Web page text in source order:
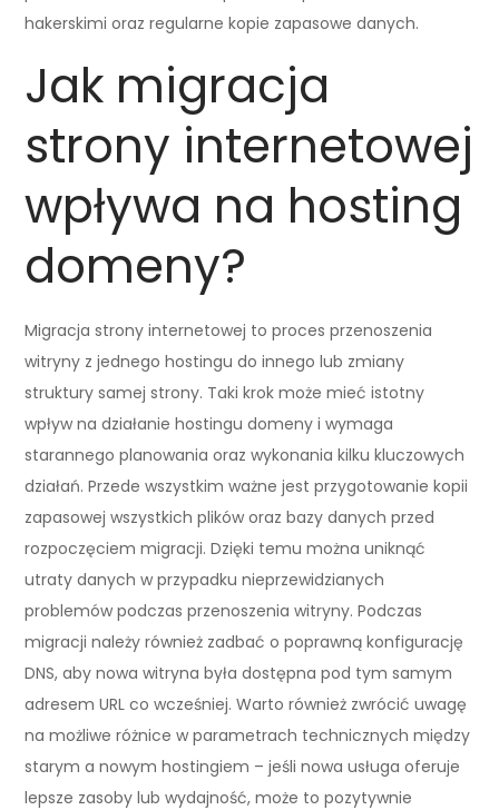
hakerskimi oraz regularne kopie zapasowe danych.
Jak migracja
strony internetowej
wpływa na hosting
domeny?
Migracja strony internetowej to proces przenoszenia
witryny z jednego hostingu do innego lub zmiany
struktury samej strony. Taki krok może mieć istotny
wpływ na działanie hostingu domeny i wymaga
starannego planowania oraz wykonania kilku kluczowych
działań. Przede wszystkim ważne jest przygotowanie kopii
zapasowej wszystkich plików oraz bazy danych przed
rozpoczęciem migracji. Dzięki temu można uniknąć
utraty danych w przypadku nieprzewidzianych
problemów podczas przenoszenia witryny. Podczas
migracji należy również zadbać o poprawną konfigurację
DNS, aby nowa witryna była dostępna pod tym samym
adresem URL co wcześniej. Warto również zwrócić uwagę
na możliwe różnice w parametrach technicznych między
starym a nowym hostingiem – jeśli nowa usługa oferuje
lepsze zasoby lub wydajność, może to pozytywnie